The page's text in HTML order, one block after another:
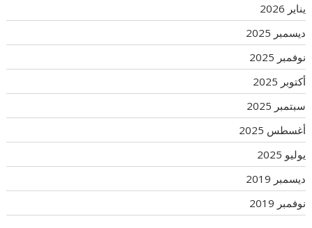
يناير 2026
ديسمبر 2025
نوفمبر 2025
أكتوبر 2025
سبتمبر 2025
أغسطس 2025
يوليو 2025
ديسمبر 2019
نوفمبر 2019